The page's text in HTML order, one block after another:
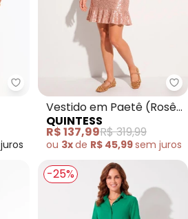
Quintess - Vestido (Preto) em
juros
Vestido em Paetê (Rosê)
com Babado na Barra
QUINTESS
R$ 137,99R$ 319,99
ou 3xde R$ 45,99sem juros
-25%